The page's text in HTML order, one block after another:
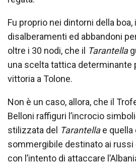
Fu proprio nei dintorni della boa,
disalberamenti ed abbandoni
oltre i 30 nodi, che il Tarantella
una scelta tattica determinante
vittoria a Tolone.
Non è un caso, allora, che il
Belloni raffiguri l’incrocio
stilizzata del Tarantellae quella
sommergibile destinato ai russi
con l’intento di attaccare